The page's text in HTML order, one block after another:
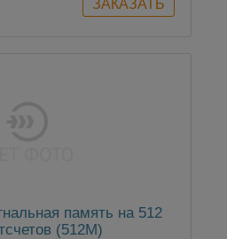
память на 512
(512M)